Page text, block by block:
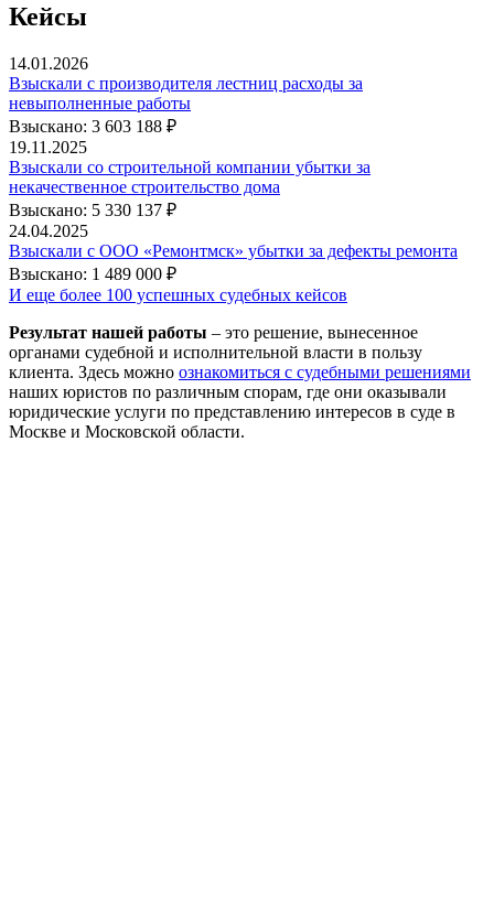
Кейсы
14.01.2026
Взыскали с производителя лестниц расходы за
невыполненные работы
Взыскано: 3 603 188 ₽
19.11.2025
Взыскали со строительной компании убытки за
некачественное строительство дома
Взыскано: 5 330 137 ₽
24.04.2025
Взыскали с ООО «Ремонтмск» убытки за дефекты ремонта
Взыскано: 1 489 000 ₽
И еще более 100 успешных судебных кейсов
Результат нашей работы – это решение, вынесенное
органами судебной и исполнительной власти в пользу
клиента. Здесь можно ознакомиться с судебными решениями
наших юристов по различным спорам, где они оказывали
юридические услуги по представлению интересов в суде в
Москве и Московской области.